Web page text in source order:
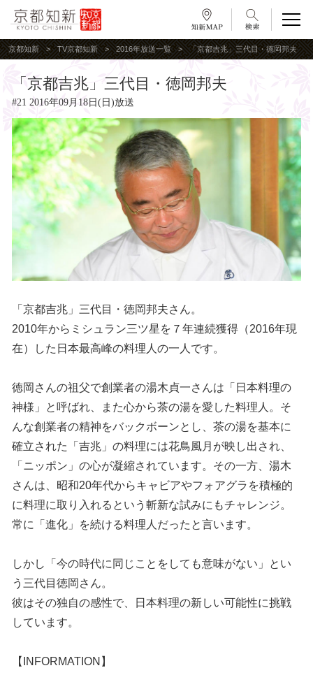
京都知新 TV京都知新 2016年放送一覧 「京都吉兆」三代目・徳岡邦夫
「京都吉兆」三代目・徳岡邦夫
#21 2016年09月18日(日)放送
「京都吉兆」三代目・徳岡邦夫さん。
2010年からミシュラン三ツ星を７年連続獲得（2016年現
在）した日本最高峰の料理人の一人です。
徳岡さんの祖父で創業者の湯木貞一さんは「日本料理の
神様」と呼ばれ、また心から茶の湯を愛した料理人。そ
んな創業者の精神をバックボーンとし、茶の湯を基本に
確立された「吉兆」の料理には花鳥風月が映し出され、
「ニッポン」の心が凝縮されています。その一方、湯木
さんは、昭和20年代からキャビアやフォアグラを積極的
に料理に取り入れるという斬新な試みにもチャレンジ。
常に「進化」を続ける料理人だったと言います。
しかし「今の時代に同じことをしても意味がない」とい
う三代目徳岡さん。
彼はその独自の感性で、日本料理の新しい可能性に挑戦
しています。
【INFORMATION】